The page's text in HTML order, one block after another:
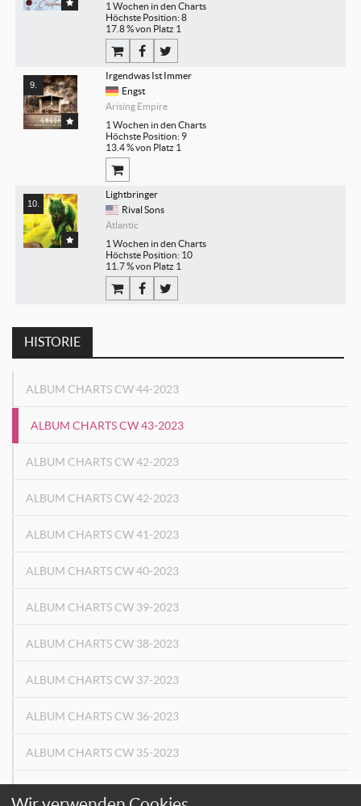
1 Wochen in den Charts
Höchste Position: 8
17.8 % von Platz 1
Irgendwas Ist Immer
Engst
Arising Empire
1 Wochen in den Charts
Höchste Position: 9
13.4 % von Platz 1
Lightbringer
Rival Sons
Atlantic
1 Wochen in den Charts
Höchste Position: 10
11.7 % von Platz 1
HISTORIE
ALBUM CHARTS CW 44-2023
ALBUM CHARTS CW 43-2023
ALBUM CHARTS CW 42-2023
ALBUM CHARTS CW 42-2023
ALBUM CHARTS CW 41-2023
ALBUM CHARTS CW 40-2023
ALBUM CHARTS CW 39-2023
ALBUM CHARTS CW 38-2023
ALBUM CHARTS CW 37-2023
ALBUM CHARTS CW 36-2023
ALBUM CHARTS CW 35-2023